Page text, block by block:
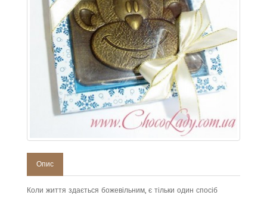
Опис
Коли життя здається божевільним, є тільки один спосіб